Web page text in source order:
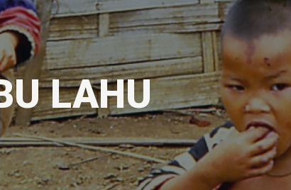
LAHU